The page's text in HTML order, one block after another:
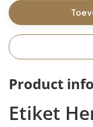
Product
Etiket